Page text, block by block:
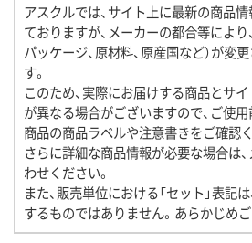
アスクルでは、サイト上に最新の商品
ておりますが、メーカーの都合等により
パッケージ、原材料、原産国など）が変
す。
このため、実際にお届けする商品とサ
が異なる場合がございますので、ご使
商品の商品ラベルや注意書きをご確認く
さらに詳細な商品情報が必要な場合は
わせください。
また、販売単位における「セット」表記
するものではありません。あらかじめご